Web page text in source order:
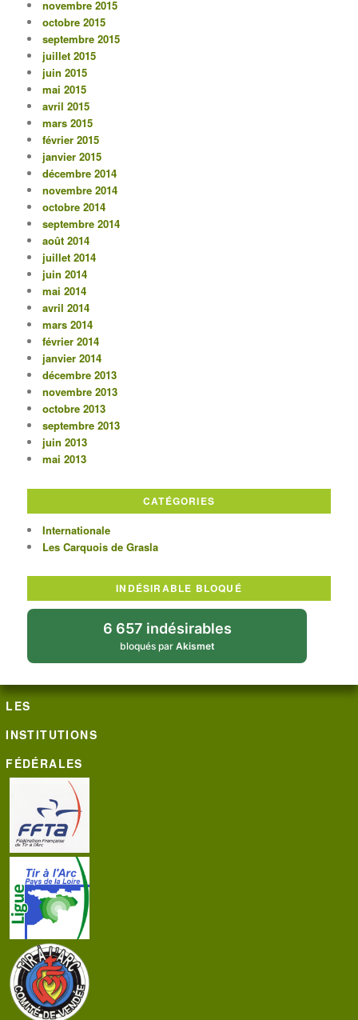
novembre 2015
octobre 2015
septembre 2015
juillet 2015
juin 2015
mai 2015
avril 2015
mars 2015
février 2015
janvier 2015
décembre 2014
novembre 2014
octobre 2014
septembre 2014
août 2014
juillet 2014
juin 2014
mai 2014
avril 2014
mars 2014
février 2014
janvier 2014
décembre 2013
novembre 2013
octobre 2013
septembre 2013
juin 2013
mai 2013
CATÉGORIES
Internationale
Les Carquois de Grasla
INDÉSIRABLE BLOQUÉ
6 657 indésirables
bloqués par Akismet
LES
INSTITUTIONS
FÉDÉRALES